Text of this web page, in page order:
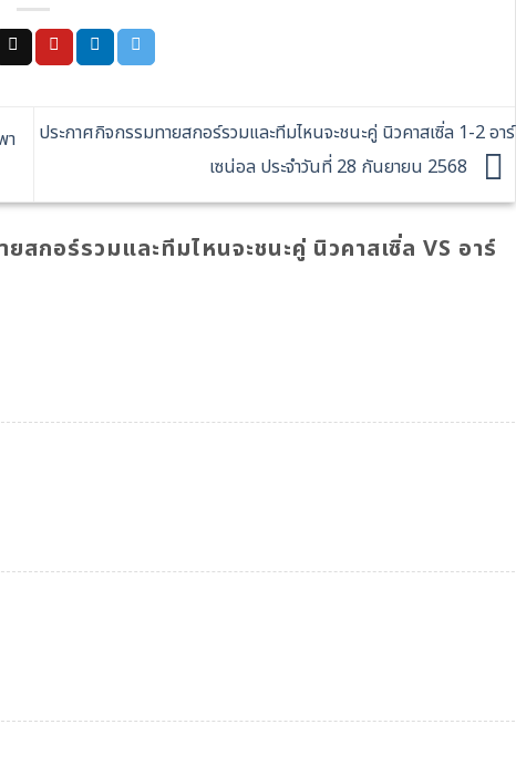
า
ประกาศกิจกรรมทายสกอร์รวมและทีมไหนจะชนะคู่ นิวคาสเซิ่ล 1-2 อาร์
เซน่อล ประจำวันที่ 28 กันยายน 2568
สกอร์รวมและทีมไหนจะชนะคู่ นิวคาสเซิ่ล VS อาร์